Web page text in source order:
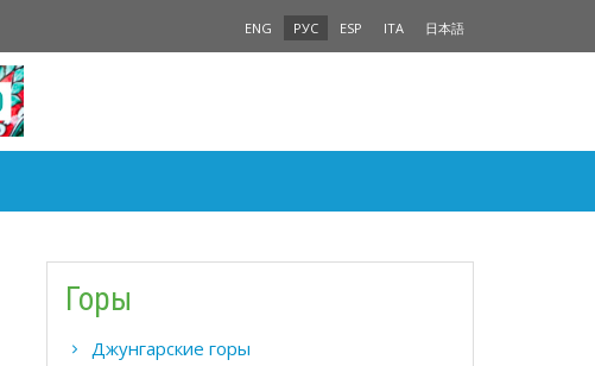
ENG РУС ESP ITA 日本語
Горы
Джунгарские горы